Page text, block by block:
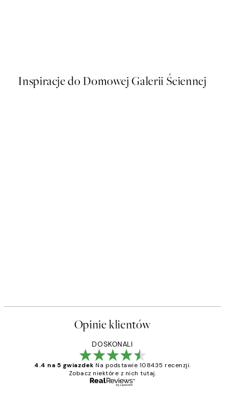
Inspiracje do Domowej Galerii Ściennej
Opinie klientów
DOSKONALI
4.4 na 5 gwiazdek Na podstawie 108435 recenzji.
Zobacz niektóre z nich tutaj.